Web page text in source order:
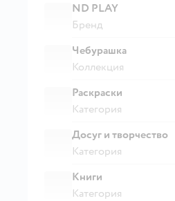
ND PLAY
Бренд
Чебурашка
Коллекция
Раскраски
Категория
Досуг и творчество
Категория
Книги
Категория